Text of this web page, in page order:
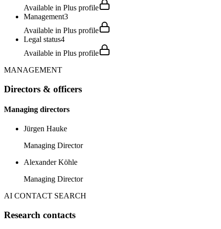
Available in Plus profile
Management3
Available in Plus profile
Legal status4
Available in Plus profile
MANAGEMENT
Directors & officers
Managing directors
Jürgen Hauke
Managing Director
Alexander Köhle
Managing Director
AI CONTACT SEARCH
Research contacts